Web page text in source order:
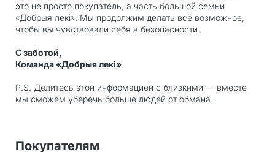
это не просто покупатель, а часть большой семьи
«Добрыя лекi». Мы продолжим делать всё возможное,
чтобы вы чувствовали себя в безопасности.
С заботой,
Команда «Добрыя лекi»
P.S. Делитесь этой информацией с близкими — вместе
мы сможем уберечь больше людей от обмана.
Покупателям